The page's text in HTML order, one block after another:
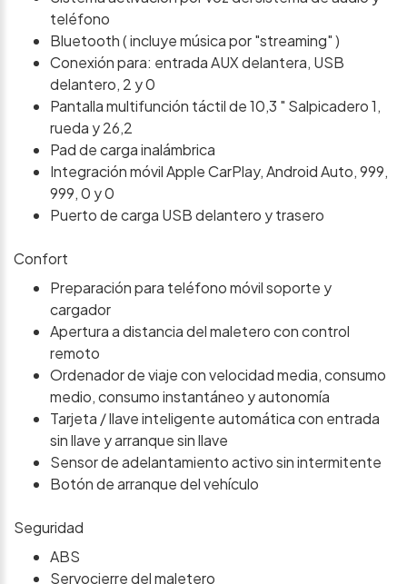
teléfono
Bluetooth ( incluye música por "streaming" )
Conexión para: entrada AUX delantera, USB
delantero, 2 y 0
Pantalla multifunción táctil de 10,3 " Salpicadero 1,
rueda y 26,2
Pad de carga inalámbrica
Integración móvil Apple CarPlay, Android Auto, 999,
999, 0 y 0
Puerto de carga USB delantero y trasero
Confort
Preparación para teléfono móvil soporte y
cargador
Apertura a distancia del maletero con control
remoto
Ordenador de viaje con velocidad media, consumo
medio, consumo instantáneo y autonomía
Tarjeta / llave inteligente automática con entrada
sin llave y arranque sin llave
Sensor de adelantamiento activo sin intermitente
Botón de arranque del vehículo
Seguridad
ABS
Servocierre del maletero